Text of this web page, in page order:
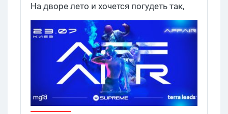
На дворе лето и хочется погудеть так,
чтобы появилось ощущение: вот сейчас
точно время прошло не зря. Тогда тебе
сюда: TerraLeads, MGID и Supreme Media
устраивают закрытую CPA-вечеринку в
топовом загородном комплексе под
Киевом. Гостей ждут годные кальяны,
крепкий алкоголь, гастро-шоу и
шикарные go-go девушки. Ух, пока одно